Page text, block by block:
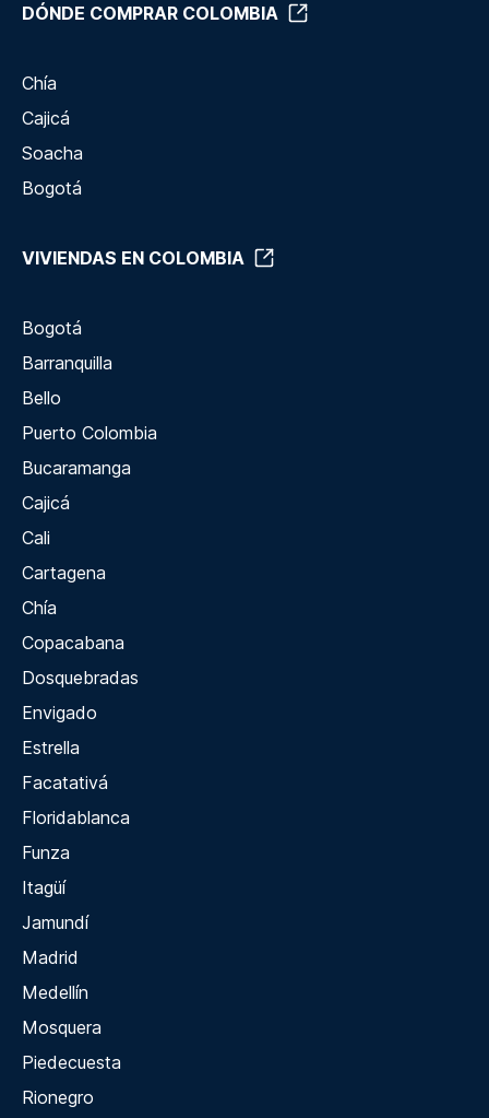
DÓNDE COMPRAR COLOMBIA
Chía
Cajicá
Soacha
Bogotá
VIVIENDAS EN COLOMBIA
Bogotá
Barranquilla
Bello
Puerto Colombia
Bucaramanga
Cajicá
Cali
Cartagena
Chía
Copacabana
Dosquebradas
Envigado
Estrella
Facatativá
Floridablanca
Funza
Itagüí
Jamundí
Madrid
Medellín
Mosquera
Piedecuesta
Rionegro